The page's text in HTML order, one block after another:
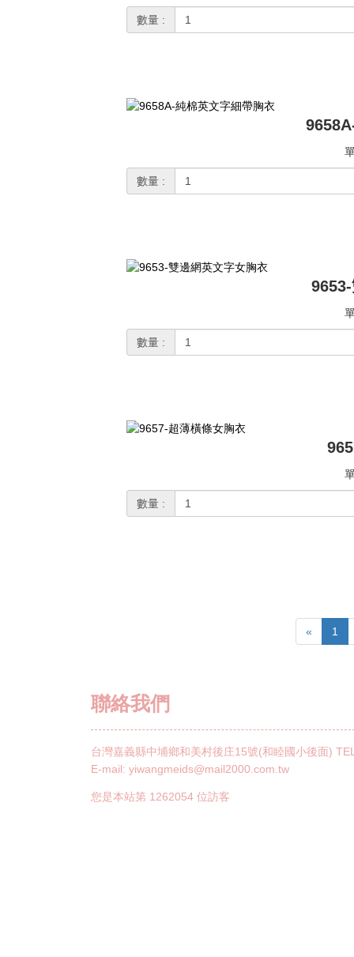
數量 :
數量 :
數量 :
數量 :
« 1
聯絡我們
台灣嘉義縣中埔鄉和美村後庄15號(和睦國小後面)
E-mail: yiwangmeids@mail2000.com.tw
您是本站第 1262054 位訪客